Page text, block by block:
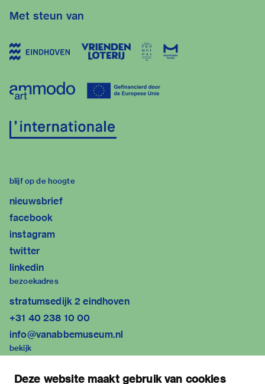
Deze website maakt gebruik van cookies
Met steun van
blijf op de hoogte
nieuwsbrief
facebook
instagram
twitter
linkedin
bezoekadres
stratumsedijk 2 eindhoven
+31 40 238 10 00
info@vanabbemuseum.nl
bekijk